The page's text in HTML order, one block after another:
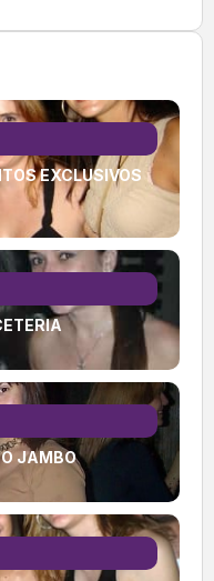
EXCLUSIVOS
JAMBO